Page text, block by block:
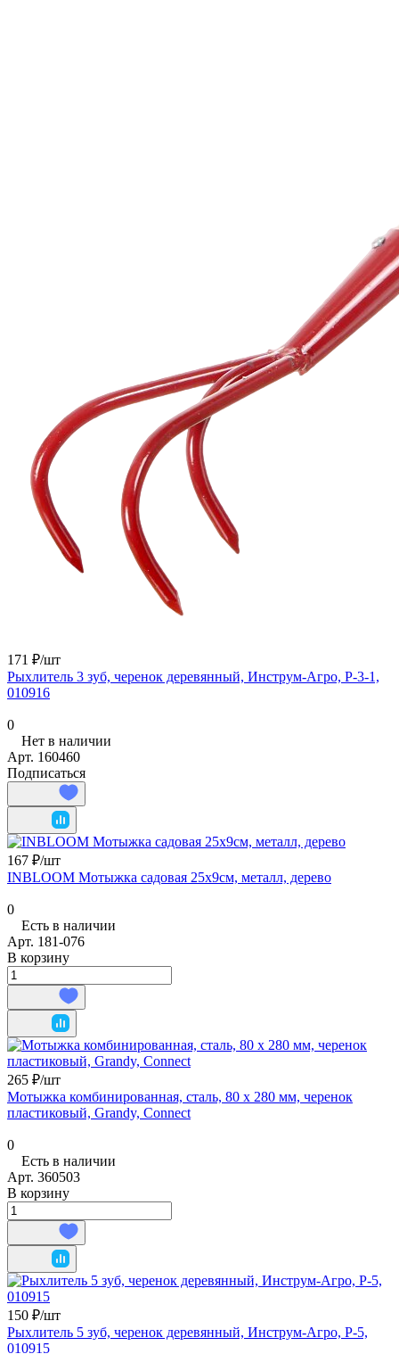
171 ₽/шт
Рыхлитель 3 зуб, черенок деревянный, Инструм-Агро, Р-3-1,
010916
0
Нет в наличии
Арт. 160460
Подписаться
167 ₽/шт
INBLOOM Мотыжка садовая 25х9см, металл, дерево
0
Есть в наличии
Арт. 181-076
В корзину
265 ₽/шт
Мотыжка комбинированная, сталь, 80 х 280 мм, черенок
пластиковый, Grandy, Connect
0
Есть в наличии
Арт. 360503
В корзину
150 ₽/шт
Рыхлитель 5 зуб, черенок деревянный, Инструм-Агро, Р-5,
010915